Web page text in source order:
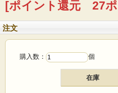
[ポイント還元 27ポ
注文
購入数： 個
在庫